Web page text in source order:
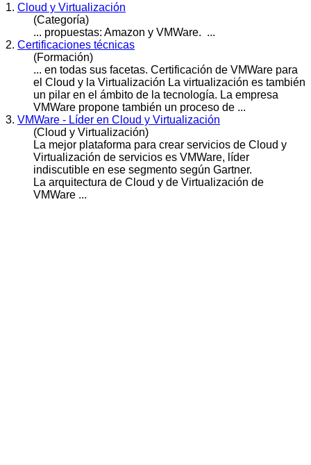
1. Cloud y Virtualización
(Categoría)
... propuestas: Amazon y VMWare. ...
2. Certificaciones técnicas
(Formación)
... en todas sus facetas. Certificación de VMWare para
el Cloud y la Virtualización La virtualización es también
un pilar en el ámbito de la tecnología. La empresa
VMWare propone también un proceso de ...
3. VMWare - Líder en Cloud y Virtualización
(Cloud y Virtualización)
La mejor plataforma para crear servicios de Cloud y
Virtualización de servicios es VMWare, líder
indiscutible en ese segmento según Gartner.
La arquitectura de Cloud y de Virtualización de
VMWare ...